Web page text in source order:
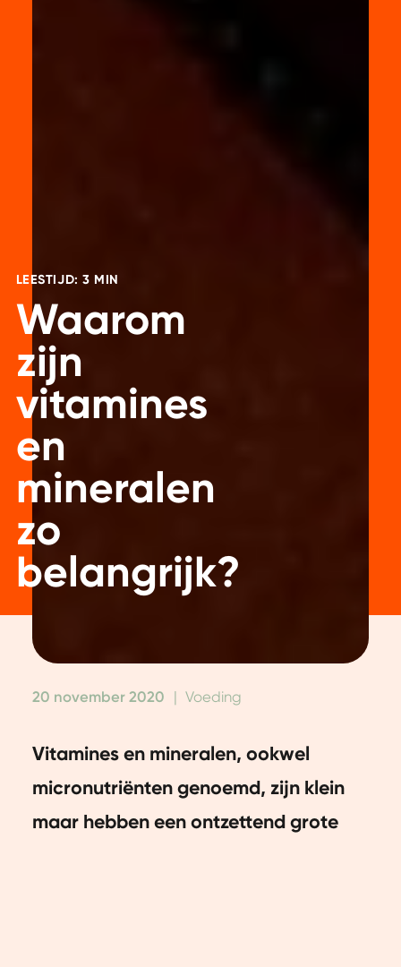
LEESTIJD: 3 MIN
Waarom
zijn
vitamines
en
mineralen
zo
belangrijk?
20 november 2020 Voeding
Vitamines en mineralen, ookwel
micronutriënten genoemd, zijn klein
maar hebben een ontzettend grote